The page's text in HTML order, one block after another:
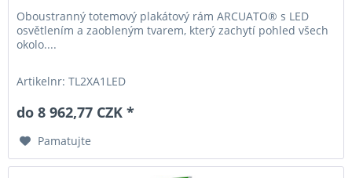
Oboustranný totemový plakátový rám ARCUATO® s LED
osvětlením a zaobleným tvarem, který zachytí pohled všech
okolo....
Artikelnr: TL2XA1LED
do 8 962,77 CZK *
Pamatujte